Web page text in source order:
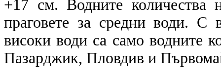
+17 см. Водните количества
праговете за средни води. С
високи води са само водните
Пазарджик, Пловдив и